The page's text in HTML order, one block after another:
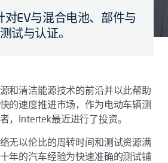
EV与混合电池、部件与
试与认证。
和清洁能源技术的前沿并以此帮助
的速度推进市场，作为电动车辆测
，Intertek最近进行了投资。
无以伦比的周转时间和测试资源满
年的汽车经验为快速准确的测试铺